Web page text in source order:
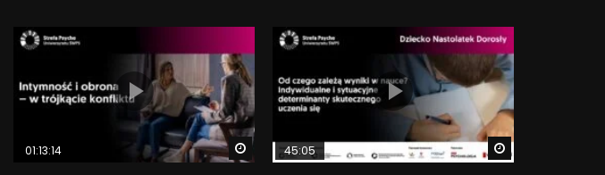
Watch Later Watch Later
01:13:14 Watch Later
45:05